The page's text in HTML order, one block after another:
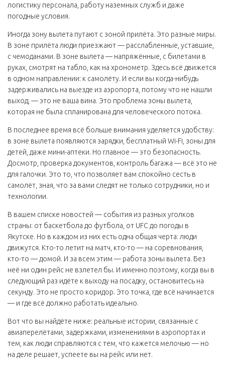
логистику персонала, работу наземных служб и даже
погодные условия.
Иногда зону вылета путают с зоной прилёта. Это разные миры.
В зоне прилёта люди приезжают — расслабленные, уставшие,
с чемоданами. В зоне вылета — напряжённые, с билетами в
руках, смотрят на табло, как на хронометр. Здесь всё движется
в одном направлении: к самолёту. И если вы когда-нибудь
задерживались на выезде из аэропорта, потому что не нашли
выход, — это не ваша вина. Это проблема зоны вылета,
которая не была спланирована для человеческого потока.
В последнее время всё больше внимания уделяется удобству:
в зоне вылета появляются зарядки, бесплатный Wi-Fi, зоны для
детей, даже мини-аптеки. Но главное — это безопасность.
Досмотр, проверка документов, контроль багажа — всё это не
для галочки. Это то, что позволяет вам спокойно сесть в
самолёт, зная, что за вами следят не только сотрудники, но и
технологии.
В вашем списке новостей — события из разных уголков
страны: от баскетбола до футбола, от UFC до погоды в
Якутске. Но в каждом из них есть одна общая черта: люди
движутся. Кто-то летит на матч, кто-то — на соревнования,
кто-то — домой. И за всем этим — работа зоны вылета. Без
неё ни один рейс не взлетел бы. И именно поэтому, когда вы в
следующий раз идёте к выходу на посадку, остановитесь на
секунду. Это не просто коридор. Это точка, где всё начинается
— и где всё должно работать идеально.
Вот что вы найдёте ниже: реальные истории, связанные с
авиаперелётами, задержками, изменениями в аэропортах и
тем, как люди справляются с тем, что кажется мелочью — но
на деле решает, успеете вы на рейс или нет.